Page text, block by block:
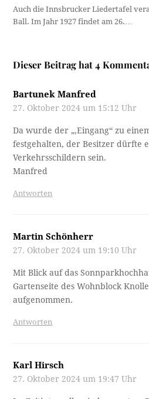
Auch die Innsbrucker Liedertafel
Ball. Im Jahr 1927 findet am 26.…
Dieser Beitrag hat 4
Bartunek Manfred
27. Oktober 2024 um 15:12 Uhr
Da wurde der „‚Eingang“ zu
festgehalten, der Besitzer dürfte
Verkehrsschildern sein.
Manfred
Antworten
Martin Schönherr
27. Oktober 2024 um 19:10 Uhr
Mit Blick auf das
Gartenseite des Wohnblock
aufgenommen.
Antworten
Karl Hirsch
27. Oktober 2024 um 19:47 Uhr